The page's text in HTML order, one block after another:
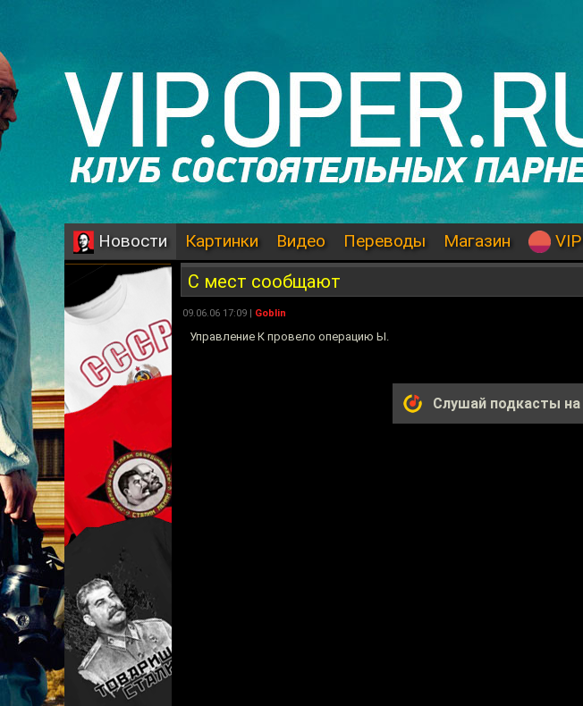
Новости Картинки Видео Переводы Магазин VIP
С мест сообщают
09.06.06 17:09 | Goblin
Управление К провело операцию Ы.
Слушай подкасты на